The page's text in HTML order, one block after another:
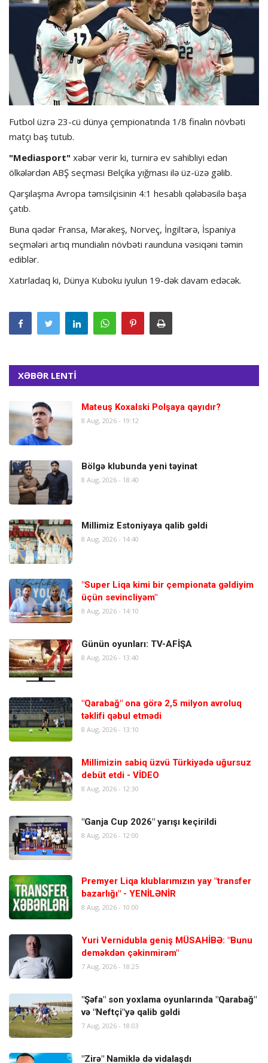
Hadisə
Olimpiada
Layihə
Formula 1
Futbol üzrə 23-cü dünya çempionatında 1/8 finalın növbəti
matçı baş tutub.
"Mediasport" xəbər verir ki, turnirə ev sahibliyi edən
ölkələrdən ABŞ seçməsi Belçika yığması ilə üz-üzə gəlib.
Qarşılaşma Avropa təmsilçisinin 4:1 hesablı qələbəsilə başa
çatıb.
Buna qədər Fransa, Mərakeş, Norveç, İngiltərə, İspaniya
seçmələri artıq mundialın növbəti raunduna vəsiqəni təmin
ediblər.
Xatırladaq ki, Dünya Kuboku iyulun 19-dək davam edəcək.
XƏBƏR LENTİ
Mateuş Koxalski Polşaya qayıdır?
8 Aug, 2026 - 19:12
Bölgə klubunda yeni təyinat
8 Aug, 2026 - 18:40
Millimiz Estoniyaya qalib gəldi
8 Aug, 2026 - 14:40
"Super Liqa kimi bir çempionata gəldiyim
üçün sevincliyəm"
8 Aug, 2026 - 14:10
Günün oyunları: TV-AFİŞA
8 Aug, 2026 - 13:40
"Qarabağ" ona görə 2,5 milyon avroluq
təklifi qəbul etmədi
8 Aug, 2026 - 13:10
Millimizin sabiq üzvü Türkiyədə uğursuz
debüt etdi - VİDEO
8 Aug, 2026 - 12:30
"Ganja Cup 2026" yarışı keçirildi
8 Aug, 2026 - 12:00
Premyer Liqa klublarımızın yay "transfer
bazarlığı" - YENİLƏNİR
8 Aug, 2026 - 10:00
Yuri Vernidubla geniş MÜSAHİBƏ: "Bunu
deməkdən çəkinmirəm"
7 Aug, 2026 - 18:25
"Şəfa" son yoxlama oyunlarında "Qarabağ"
və "Neftçi"yə qalib gəldi
7 Aug, 2026 - 18:03
"Zirə" Namiklə də vidalaşdı